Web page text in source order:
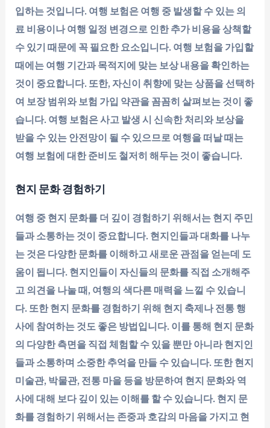
입하는 것입니다. 여행 보험은 여행 중 발생할 수 있는 의
료 비용이나 여행 일정 변경으로 인한 추가 비용을 상책할
수 있기 때문에 꼭 필요한 요소입니다. 여행 보험을 가입할
때에는 여행 기간과 목적지에 맞는 보상 내용을 확인하는
것이 중요합니다. 또한, 자신이 취향에 맞는 상품을 선택하
여 보장 범위와 보험 가입 약관을 꼼꼼히 살펴보는 것이 좋
습니다. 여행 보험은 사고 발생 시 신속한 처리와 보상을
받을 수 있는 안전망이 될 수 있으므로 여행을 떠날 때는
여행 보험에 대한 준비도 철저히 해두는 것이 좋습니다.
현지 문화 경험하기
여행 중 현지 문화를 더 깊이 경험하기 위해서는 현지 주민
들과 소통하는 것이 중요합니다. 현지인들과 대화를 나누
는 것은 다양한 문화를 이해하고 새로운 관점을 얻는데 도
움이 됩니다. 현지인들이 자신들의 문화를 직접 소개해주
고 의견을 나눌 때, 여행의 색다른 매력을 느낄 수 있습니
다. 또한 현지 문화를 경험하기 위해 현지 축제나 전통 행
사에 참여하는 것도 좋은 방법입니다. 이를 통해 현지 문화
의 다양한 측면을 직접 체험할 수 있을 뿐만 아니라 현지인
들과 소통하며 소중한 추억을 만들 수 있습니다. 또한 현지
미술관, 박물관, 전통 마을 등을 방문하여 현지 문화와 역
사에 대해 보다 깊이 있는 이해를 할 수 있습니다. 현지 문
화를 경험하기 위해서는 존중과 호감의 마음을 가지고 현